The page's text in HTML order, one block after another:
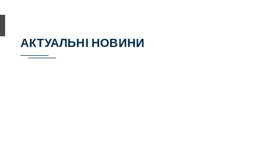
АКТУАЛЬНІ НОВИНИ